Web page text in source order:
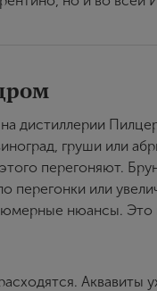
на дистиллерии
груши или
перегоняют.
перегонки или
нюансы. Это
Аквавиты